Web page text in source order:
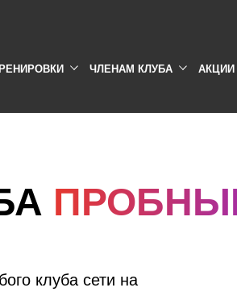
ЧЛЕНАМ КЛУБА АКЦИИ
клуба сети на